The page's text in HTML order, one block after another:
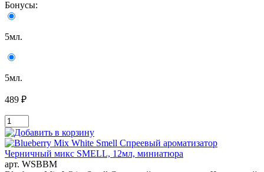
Бонусы:
5мл.
5мл.
489 ₽
арт. WSBBM